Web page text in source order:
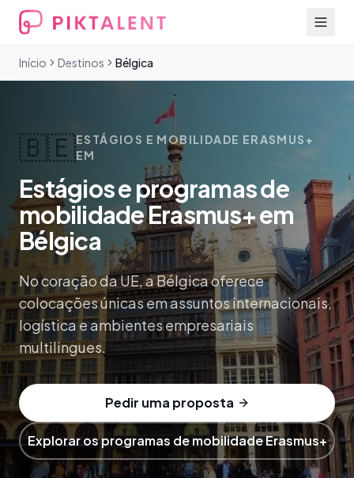
Início Destinos Bélgica
🇧🇪ESTÁGIOS E MOBILIDADE ERASMUS+
EM
Estágios e programas de
mobilidade Erasmus+ em
Bélgica
No coração da UE, a Bélgica oferece
colocações únicas em assuntos internacionais,
logística e ambientes empresariais
multilingues.
Pedir uma proposta
Explorar os programas de mobilidade Erasmus+